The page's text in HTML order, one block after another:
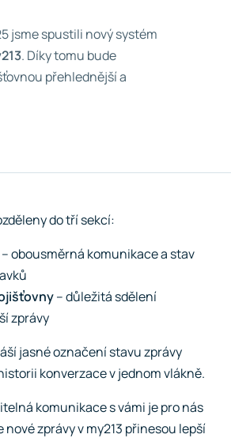
jsme spustili nový systém
. Díky tomu bude
přehlednější a
do tří sekcí:
– obousměrná komunikace a stav
– důležitá sdělení
zprávy
jasné označení stavu zprávy
konverzace v jednom vlákně.
komunikace s vámi je pro nás
nové zprávy v my213 přinesou lepší